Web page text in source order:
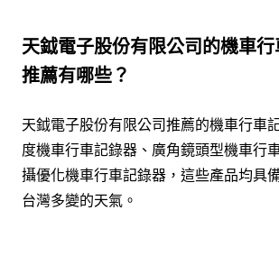
天鉞電子股份有限公司的機車
推薦有哪些？
天鉞電子股份有限公司推薦的機車行車
度機車行車記錄器、廣角鏡頭型機車行
攝優化機車行車記錄器，這些產品均具
台灣多變的天氣。